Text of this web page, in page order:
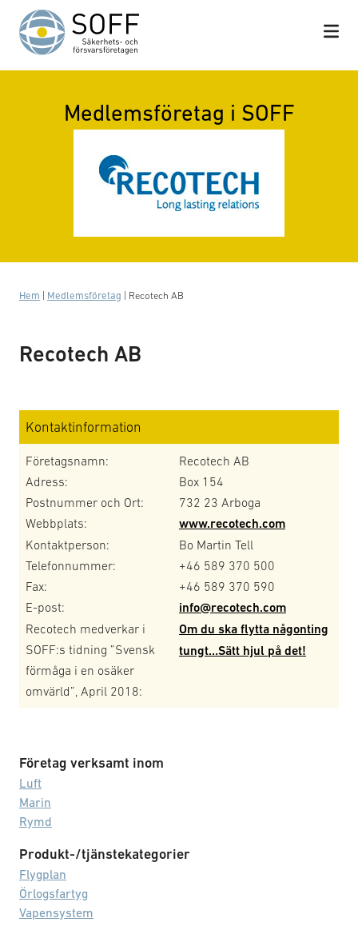
Hoppa till innehåll
Medlemsföretag i SOFF
Hem Medlemsföretag Recotech AB
Recotech AB
Kontaktinformation
Företagsnamn:
Recotech AB
Adress:
Box 154
Postnummer och Ort:
732 23 Arboga
Webbplats:
www.recotech.com
Kontaktperson:
Bo Martin Tell
Telefonnummer:
+46 589 370 500
Fax:
+46 589 370 590
E-post:
info@recotech.com
Recotech medverkar i
SOFF:s tidning ”Svensk
förmåga i en osäker
omvärld”, April 2018:
Om du ska flytta någonting
tungt…Sätt hjul på det!
Företag verksamt inom
Luft
Marin
Rymd
Produkt-/tjänstekategorier
Flygplan
Örlogsfartyg
Vapensystem